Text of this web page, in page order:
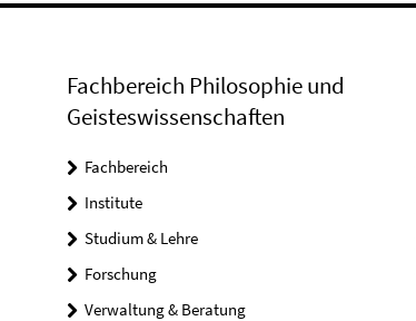
Fachbereich Philosophie und
Geisteswissenschaften
Fachbereich
Institute
Studium & Lehre
Forschung
Verwaltung & Beratung